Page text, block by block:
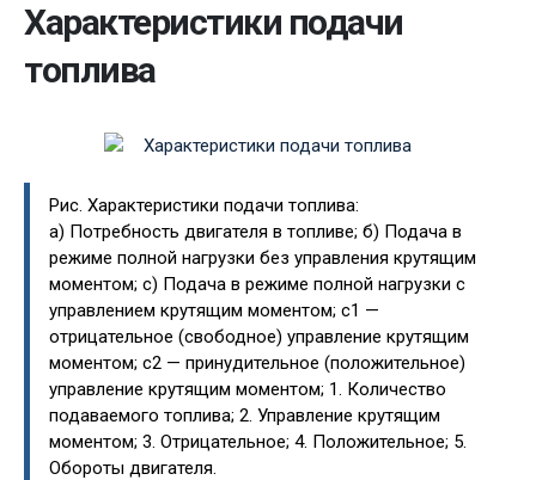
Характеристики подачи
топлива
Рис. Характеристики подачи топлива:
а) Потребность двигателя в топливе; б) Подача в
режиме полной нагрузки без управления крутящим
моментом; с) Подача в режиме полной нагрузки с
управлением крутящим моментом; c1 —
отрицательное (свободное) управление крутящим
моментом; с2 — принудительное (положительное)
управление крутящим моментом; 1. Количество
подаваемого топлива; 2. Управление крутящим
моментом; 3. Отрицательное; 4. Положительное; 5.
Обороты двигателя.